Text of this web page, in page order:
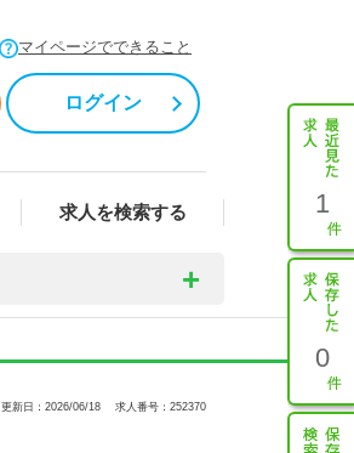
マイページでできること
ログイン
求人を検索する 1
0
更新日：2026/06/18 求人番号：252370